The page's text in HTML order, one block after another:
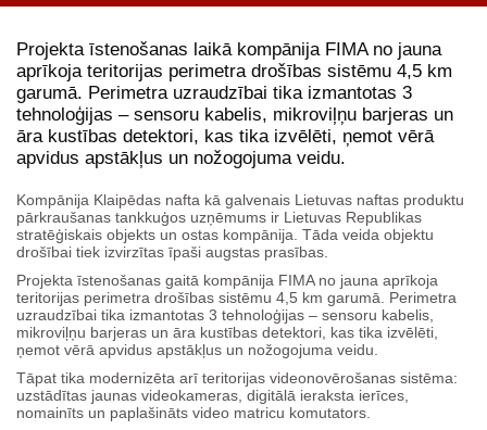
Projekta īstenošanas laikā kompānija FIMA no jauna
aprīkoja teritorijas perimetra drošības sistēmu 4,5 km
garumā. Perimetra uzraudzībai tika izmantotas 3
tehnoloģijas – sensoru kabelis, mikroviļņu barjeras un
āra kustības detektori, kas tika izvēlēti, ņemot vērā
apvidus apstākļus un nožogojuma veidu.
Kompānija Klaipēdas nafta kā galvenais Lietuvas naftas produktu
pārkraušanas tankkuģos uzņēmums ir Lietuvas Republikas
stratēģiskais objekts un ostas kompānija. Tāda veida objektu
drošībai tiek izvirzītas īpaši augstas prasības.
Projekta īstenošanas gaitā kompānija FIMA no jauna aprīkoja
teritorijas perimetra drošības sistēmu 4,5 km garumā. Perimetra
uzraudzībai tika izmantotas 3 tehnoloģijas – sensoru kabelis,
mikroviļņu barjeras un āra kustības detektori, kas tika izvēlēti,
ņemot vērā apvidus apstākļus un nožogojuma veidu.
Tāpat tika modernizēta arī teritorijas videonovērošanas sistēma:
uzstādītas jaunas videokameras, digitālā ieraksta ierīces,
nomainīts un paplašināts video matricu komutators.